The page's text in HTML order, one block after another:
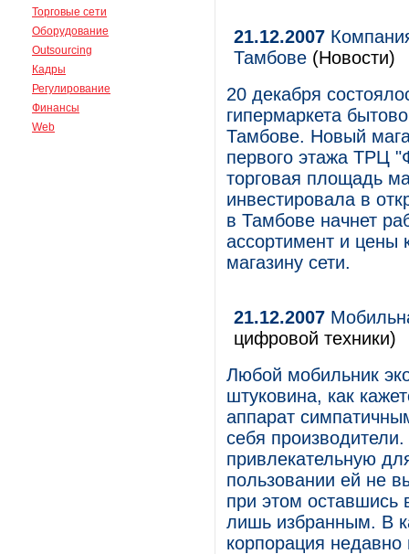
Торговые сети
Оборудование
Outsourcing
Кадры
Регулирование
Финансы
Web
21.12.2007
Тамбове (Новости)
20 декабря
гипермаркета
Тамбове. Новый
первого этажа ТРЦ
торговая площадь
инвестировала в
в Тамбове начнет
ассортимент и цены
магазину сети.
21.12.2007
цифровой техники)
Любой мобильник
штуковина, как
аппарат
себя
привлекательную
пользовании ей не
при этом оставшись
лишь избранным. В
корпорация